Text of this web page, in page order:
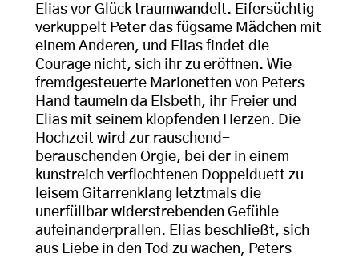
Elias vor Glück traumwandelt. Eifersüchtig
verkuppelt Peter das fügsame Mädchen mit
einem Anderen, und Elias findet die
Courage nicht, sich ihr zu eröffnen. Wie
fremdgesteuerte Marionetten von Peters
Hand taumeln da Elsbeth, ihr Freier und
Elias mit seinem klopfenden Herzen. Die
Hochzeit wird zur rauschend-
berauschenden Orgie, bei der in einem
kunstreich verflochtenen Doppelduett zu
leisem Gitarrenklang letztmals die
unerfüllbar widerstrebenden Gefühle
aufeinanderprallen. Elias beschließt, sich
aus Liebe in den Tod zu wachen, Peters